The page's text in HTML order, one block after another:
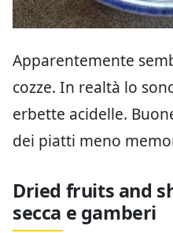
Apparentemente
cozze. In realtà lo
erbette acidelle.
dei piatti meno
Dried fruits and
secca e gamberi